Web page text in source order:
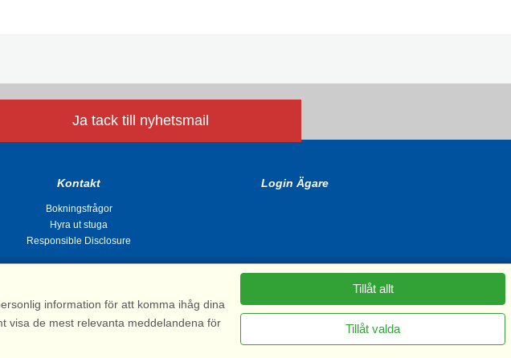
Ja tack till nyhetsmail
Kontakt
Bokningsfrågor
Hyra ut stuga
Responsible Disclosure
Login Ägare
Falkenberg | Sverige
information för att komma ihåg dina
visa de mest relevanta meddelandena för
Tillåt allt
Tillåt valda